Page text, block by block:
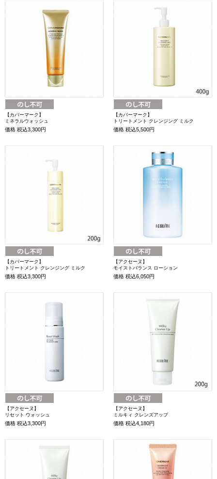
【カバーマーク】
ミネラルウォッシュ
価格 税込3,300円
【カバーマーク】
トリートメント クレンジング ミルク
価格 税込5,500円
【カバーマーク】
トリートメント クレンジング ミルク
価格 税込3,300円
【アクセーヌ】
モイストバランス ローション
価格 税込6,050円
【アクセーヌ】
リセット ウォッシュ
価格 税込3,300円
【アクセーヌ】
ミルキィ クレンズアップ
価格 税込4,180円